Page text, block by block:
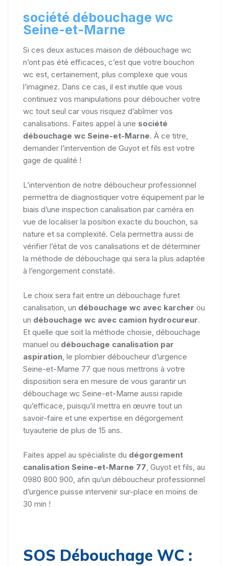
société débouchage wc
Seine-et-Marne
Si ces deux astuces maison de débouchage wc
n’ont pas été efficaces, c’est que votre bouchon
wc est, certainement, plus complexe que vous
l’imaginez. Dans ce cas, il est inutile que vous
continuez vos manipulations pour déboucher votre
wc tout seul car vous risquez d’abîmer vos
canalisations. Faites appel à une société
débouchage wc Seine-et-Marne. À ce titre,
demander l’intervention de Guyot et fils est votre
gage de qualité !
L’intervention de notre déboucheur professionnel
permettra de diagnostiquer votre équipement par le
biais d’une inspection canalisation par caméra en
vue de localiser la position exacte du bouchon, sa
nature et sa complexité. Cela permettra aussi de
vérifier l’état de vos canalisations et de déterminer
la méthode de débouchage qui sera la plus adaptée
à l’engorgement constaté.
Le choix sera fait entre un débouchage furet
canalisation, un débouchage wc avec karcher ou
un débouchage wc avec camion hydrocureur.
Et quelle que soit la méthode choisie, débouchage
manuel ou débouchage canalisation par
aspiration , le plombier déboucheur d’urgence
Seine-et-Marne 77 que nous mettrons à votre
disposition sera en mesure de vous garantir un
débouchage wc Seine-et-Marne aussi rapide
qu’efficace, puisqu’il mettra en œuvre tout un
savoir-faire et une expertise en dégorgement
tuyauterie de plus de 15 ans.
Faites appel au spécialiste du dégorgement
canalisation Seine-et-Marne 77 , Guyot et fils, au
0980 800 900, afin qu’un déboucheur professionnel
d’urgence puisse intervenir sur-place en moins de
30 min !
SOS Débouchage WC :